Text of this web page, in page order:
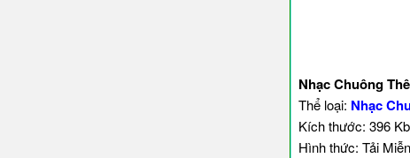
Nhạc Chuông
Thể loại: Nhạc
Kích thước: 396 Kb
Hình thức: Tải